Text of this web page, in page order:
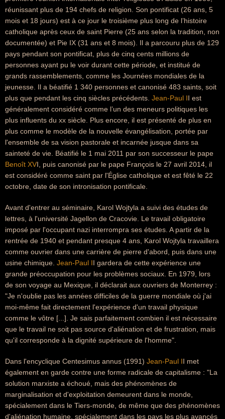
réunissant plus de 194 chefs de religion. Son pontificat (26 ans, 5
mois et 18 jours) est à ce jour le troisième plus long de l’histoire
catholique après ceux de saint Pierre (25 ans selon la tradition, non
documentée) et Pie IX (31 ans et 8 mois). Il a parcouru plus de 129
pays pendant son pontificat, plus de cinq cents millions de
personnes ayant pu le voir durant cette période, et institué de
grands rassemblements, comme les Journées mondiales de la
jeunesse. Il a béatifié 1 340 personnes et canonisé 483 saints, soit
plus que pendant les cinq siècles précédents. Jean-Paul II est
généralement considéré comme l’un des meneurs politiques les
plus influents du xx siècle. Plus encore, il est présenté de plus en
plus comme le modèle de la nouvelle évangélisation, portée par
l'ensemble de sa vision pastorale et incarnée jusque dans sa
sainteté de vie. Béatifié le 1 mai 2011 par son successeur le pape
Benoît XVI, puis canonisé par le pape François le 27 avril 2014, il
est considéré comme saint par l'Église catholique et est fêté le 22
octobre, date de son intronisation pontificale.
Avant d'entrer au séminaire, Karol Wojtyla a suivi des études de
lettres, à l'université Jagellon de Cracovie. Le travail obligatoire
imposé par l'occupant nazi interrompra ses études. A partir de la
rentrée de 1940 et pendant presque 4 ans, Karol Wojtyla travaillera
comme ouvrier dans une carrière de pierre d'abord, puis dans une
usine chimique. Jean-Paul II gardera de cette expérience une
grande préoccupation pour les problèmes sociaux. En 1979, lors
de son voyage au Mexique, il déclarait aux ouvriers de Monterrey :
"Je n'oublie pas les années difficiles de la guerre mondiale où j'ai
moi-même fait directement l'expérience d'un travail physique
comme le vôtre [...]. Je sais parfaitement combien il est nécessaire
que le travail ne soit pas source d'aliénation et de frustration, mais
qu'il corresponde à la dignité supérieure de l'homme".
Dans l'encyclique Centesimus annus (1991) Jean-Paul II met
également en garde contre une forme radicale de capitalisme : "La
solution marxiste a échoué, mais des phénomènes de
marginalisation et d'exploitation demeurent dans le monde,
spécialement dans le Tiers-monde, de même que des phénomènes
d'aliénation humaine, spécialement dans les pays les plus avancés